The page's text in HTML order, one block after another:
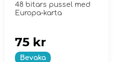
48 bitars pussel med
Europa-karta
Bevaka
75 kr